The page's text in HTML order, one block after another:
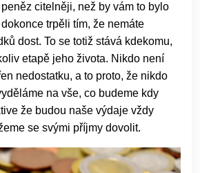
citelněji, než by vám to bylo
trpěli tím, že nemáte
dost. To se totiž stává kdekomu,
etapě jeho života. Nikdo není
nedostatku, a to proto, že nikdo
na vše, co budeme kdy
že budou naše výdaje vždy
se svými příjmy dovolit.